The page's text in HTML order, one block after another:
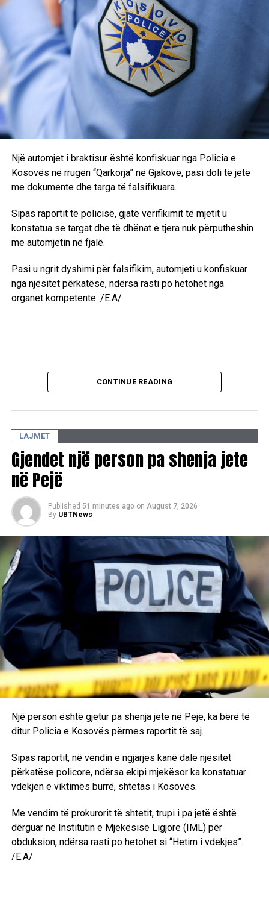
Një automjet i braktisur është konfiskuar nga Policia e
Kosovës në rrugën “Qarkorja” në Gjakovë, pasi doli të jetë
me dokumente dhe targa të falsifikuara.
Sipas raportit të policisë, gjatë verifikimit të mjetit u
konstatua se targat dhe të dhënat e tjera nuk përputheshin
me automjetin në fjalë.
Pasi u ngrit dyshimi për falsifikim, automjeti u konfiskuar
nga njësitet përkatëse, ndërsa rasti po hetohet nga
organet kompetente. /E.A/
CONTINUE READING
LAJMET
Gjendet një person pa shenja jete
në Pejë
Published 51 minutes ago on August 7, 2026
By UBTNews
Një person është gjetur pa shenja jete në Pejë, ka bërë të
ditur Policia e Kosovës përmes raportit të saj.
Sipas raportit, në vendin e ngjarjes kanë dalë njësitet
përkatëse policore, ndërsa ekipi mjekësor ka konstatuar
vdekjen e viktimës burrë, shtetas i Kosovës.
Me vendim të prokurorit të shtetit, trupi i pa jetë është
dërguar në Institutin e Mjekësisë Ligjore (IML) për
obduksion, ndërsa rasti po hetohet si “Hetim i vdekjes”.
/E.A/